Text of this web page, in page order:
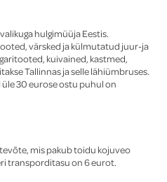
hulgimüüja Eestis.
värsked ja külmutatud juur-ja
kuivained, kastmed,
Tallinnas ja selle lähiümbruses.
30 eurose ostu puhul on
mis pakub toidu kojuveo
transporditasu on 6 eurot.